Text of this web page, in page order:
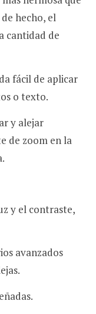
hecho, el
cantidad de
fácil de aplicar
o texto.
y alejar
de zoom en la
y el contraste,
avanzados